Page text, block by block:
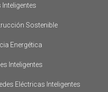
Inteligentes
Sostenible
Energética
Inteligentes
Eléctricas Inteligentes